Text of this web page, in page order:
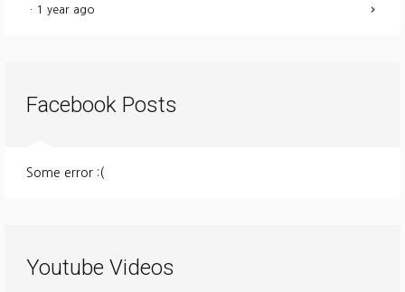
· 1 year ago
Facebook Posts
Some error :(
Youtube Videos